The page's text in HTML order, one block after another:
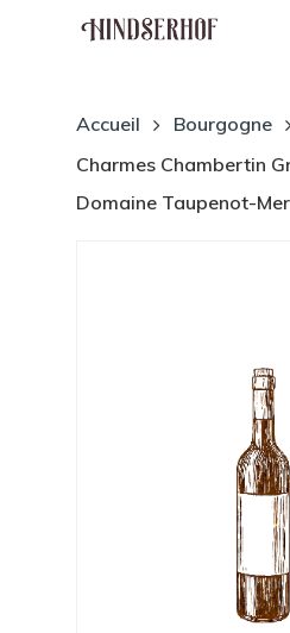
Accueil Bourgogne
Charmes Chambertin
Domaine Taupenot-